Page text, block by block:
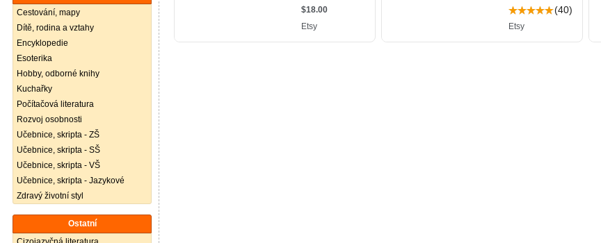
Cestování, mapy
Dítě, rodina a vztahy
Encyklopedie
Esoterika
Hobby, odborné knihy
Kuchařky
Počítačová literatura
Rozvoj osobnosti
Učebnice, skripta - ZŠ
Učebnice, skripta - SŠ
Učebnice, skripta - VŠ
Učebnice, skripta - Jazykové
Zdravý životní styl
Ostatní